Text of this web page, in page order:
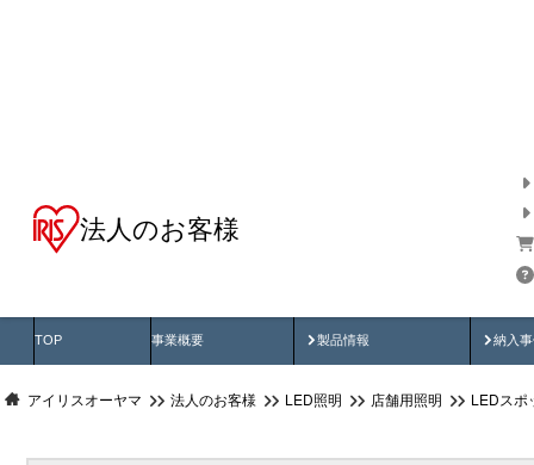
法人のお客様
TOP 事業概要 製品情報
製品動画 納入
納
アイリスオーヤマ 法人のお客様 LED照明 店舗用照明 LEDスポ